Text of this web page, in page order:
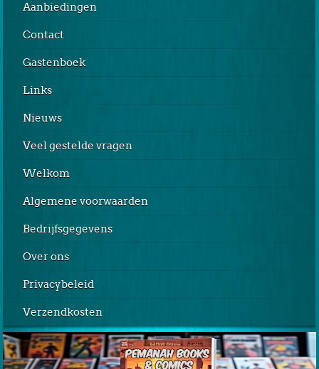
Aanbiedingen
Contact
Gastenboek
Links
Nieuws
Veel gestelde vragen
Welkom
Algemene voorwaarden
Bedrijfsgegevens
Over ons
Privacybeleid
Verzendkosten